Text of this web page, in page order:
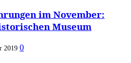
im November:
Museum
2019 0